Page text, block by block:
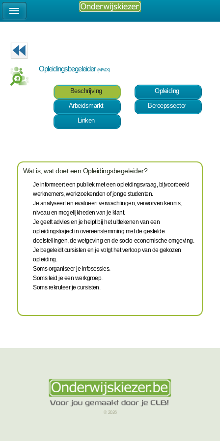
Opleidingsbegeleider(M/V/X)
Beschrijving
Opleiding
Arbeidsmarkt
Beroepssector
Linken
Wat is, wat doet een Opleidingsbegeleider?
Je informeert een publiek met een opleidingsvraag, bijvoorbeeld
werknemers, werkzoekenden of jonge studenten.
Je analyseert en evalueert verwachtingen, verworven kennis,
niveau en mogelijkheden van je klant.
Je geeft advies en je helpt bij het uittekenen van een
opleidingstraject in overeenstemming met de gestelde
doelstellingen, de wetgeving en de socio-economische omgeving.
Je begeleidt cursisten en je volgt het verloop van de gekozen
opleiding.
Soms organiseer je infosessies.
Soms leid je een werkgroep.
Soms rekruteer je cursisten.
© 2026